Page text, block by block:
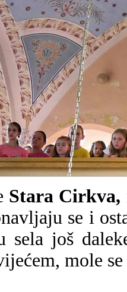
Stara Cirkva,
se i
sela još
mole